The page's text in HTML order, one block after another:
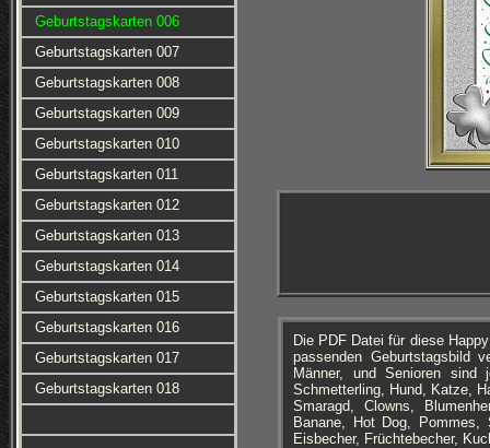
Geburtstagskarten 006
Geburtstagskarten 007
Geburtstagskarten 008
Geburtstagskarten 009
Geburtstagskarten 010
Geburtstagskarten 011
Geburtstagskarten 012
Geburtstagskarten 013
Geburtstagskarten 014
Geburtstagskarten 015
Geburtstagskarten 016
Geburtstagskarten 017
Geburtstagskarten 018
Die PDF Datei für diese
passenden Geburtstagsbild
Männer, und Senioren
Schmetterling, Hund, Katze,
Smaragd, Clowns,
Banane, Hot Dog,
Eisbecher, Früchtebecher,